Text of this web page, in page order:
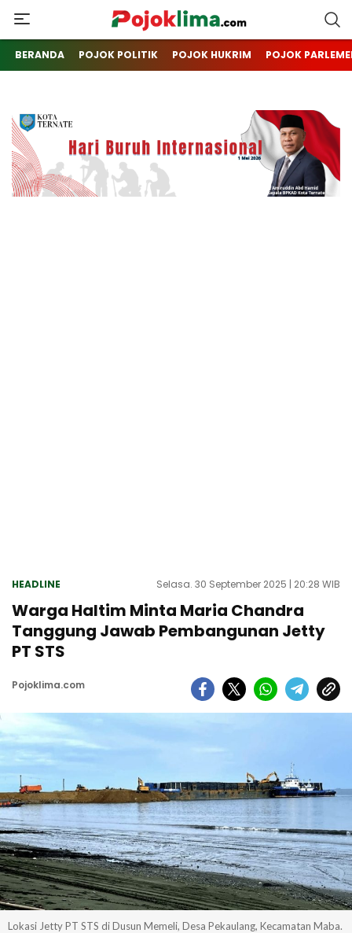
pojoklima.com
Mojokin
BERANDA POJOK POLITIK POJOK HUKRIM POJOK
HEADLINE Selasa. 30 September 2025 | 20:28 WIB
Warga Haltim Minta Maria Chandra
Tanggung Jawab Pembangunan Jetty
PT STS
Pojoklima.com
Lokasi Jetty PT STS di Dusun Memeli, Desa Pekaulang, Kecamatan Maba.